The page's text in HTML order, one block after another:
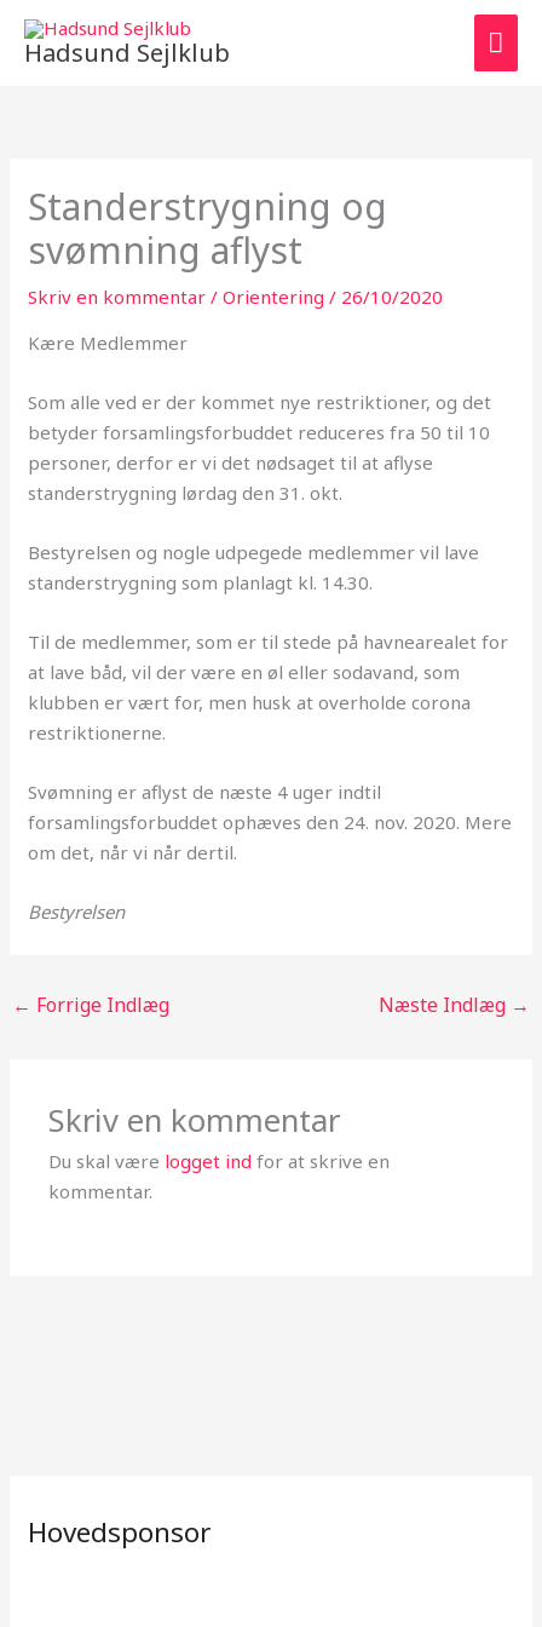
Hadsund Sejlklub
Standerstrygning og
svømning aflyst
Skriv en kommentar /Orientering / 26/10/2020
Kære Medlemmer
Som alle ved er der kommet nye restriktioner, og det
betyder forsamlingsforbuddet reduceres fra 50 til 10
personer, derfor er vi det nødsaget til at aflyse
standerstrygning lørdag den 31. okt.
Bestyrelsen og nogle udpegede medlemmer vil lave
standerstrygning som planlagt kl. 14.30.
Til de medlemmer, som er til stede på havnearealet for
at lave båd, vil der være en øl eller sodavand, som
klubben er vært for, men husk at overholde corona
restriktionerne.
Svømning er aflyst de næste 4 uger indtil
forsamlingsforbuddet ophæves den 24. nov. 2020. Mere
om det, når vi når dertil.
Bestyrelsen
← Forrige Indlæg Næste Indlæg →
Skriv en kommentar
Du skal være logget ind for at skrive en
kommentar.
Hovedsponsor